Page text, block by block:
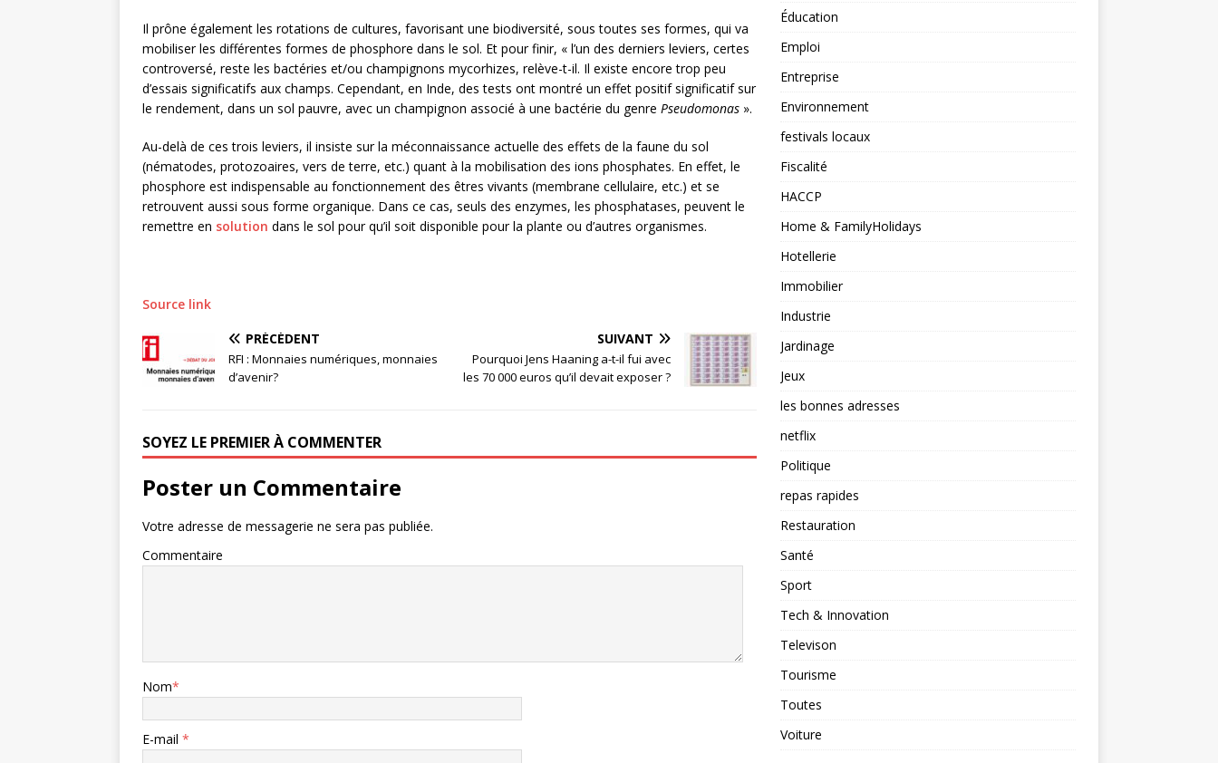
Il prône également les rotations de cultures, favorisant une biodiversité, sous toutes ses formes, qui va
mobiliser les différentes formes de phosphore dans le sol. Et pour finir, « l’un des derniers leviers, certes
controversé, reste les bactéries et/ou champignons mycorhizes, relève-t-il. Il existe encore trop peu
d’essais significatifs aux champs. Cependant, en Inde, des tests ont montré un effet positif significatif sur
le rendement, dans un sol pauvre, avec un champignon associé à une bactérie du genre Pseudomonas ».
Au-delà de ces trois leviers, il insiste sur la méconnaissance actuelle des effets de la faune du sol
(nématodes, protozoaires, vers de terre, etc.) quant à la mobilisation des ions phosphates. En effet, le
phosphore est indispensable au fonctionnement des êtres vivants (membrane cellulaire, etc.) et se
retrouvent aussi sous forme organique. Dans ce cas, seuls des enzymes, les phosphatases, peuvent le
remettre en solution dans le sol pour qu’il soit disponible pour la plante ou d’autres organismes.
Source link
PRÉCÉDENT
RFI : Monnaies numériques, monnaies
d’avenir?
SUIVANT
Pourquoi Jens Haaning a-t-il fui avec
les 70 000 euros qu’il devait exposer ?
SOYEZ LE PREMIER À COMMENTER
Poster un Commentaire
Votre adresse de messagerie ne sera pas publiée.
Commentaire
Nom*
E-mail *
Éducation
Emploi
Entreprise
Environnement
festivals locaux
Fiscalité
HACCP
Home & FamilyHolidays
Hotellerie
Immobilier
Industrie
Jardinage
Jeux
les bonnes adresses
netflix
Politique
repas rapides
Restauration
Santé
Sport
Tech & Innovation
Televison
Tourisme
Toutes
Voiture